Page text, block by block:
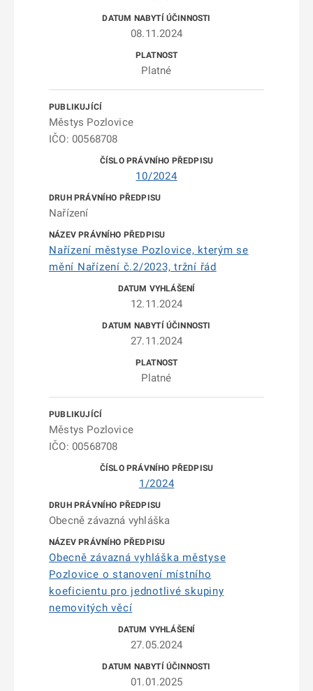
08.11.2024
Platné
Městys Pozlovice
IČO: 00568708
10/2024
Nařízení
Nařízení městyse Pozlovice, kterým se
mění Nařízení č.2/2023, tržní řád
12.11.2024
27.11.2024
Platné
Městys Pozlovice
IČO: 00568708
1/2024
Obecně závazná vyhláška
Obecně závazná vyhláška městyse
Pozlovice o stanovení místního
koeficientu pro jednotlivé skupiny
nemovitých věcí
27.05.2024
01.01.2025